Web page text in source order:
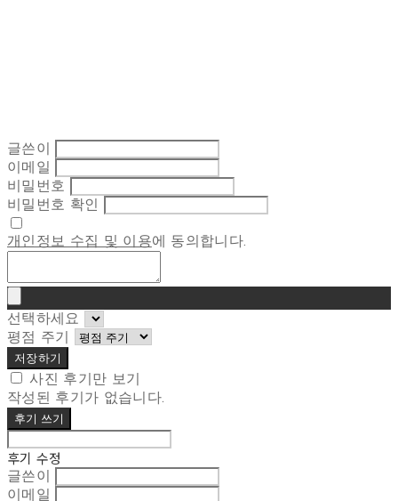
글쓴이
이메일
비밀번호
비밀번호 확인
개인정보 수집 및 이용에 동의합니다.
선택하세요
평점 주기
저장하기
사진 후기만 보기
작성된 후기가 없습니다.
후기 쓰기
후기 수정
글쓴이
이메일